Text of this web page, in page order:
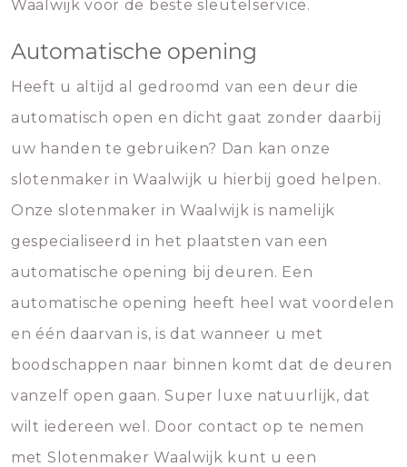
Waalwijk voor de beste sleutelservice.
Automatische opening
Heeft u altijd al gedroomd van een deur die
automatisch open en dicht gaat zonder daarbij
uw handen te gebruiken? Dan kan onze
slotenmaker in Waalwijk u hierbij goed helpen.
Onze slotenmaker in Waalwijk is namelijk
gespecialiseerd in het plaatsten van een
automatische opening bij deuren. Een
automatische opening heeft heel wat voordelen
en één daarvan is, is dat wanneer u met
boodschappen naar binnen komt dat de deuren
vanzelf open gaan. Super luxe natuurlijk, dat
wilt iedereen wel. Door contact op te nemen
met Slotenmaker Waalwijk kunt u een